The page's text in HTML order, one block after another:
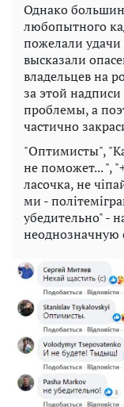
Однако
любопытного
пожелали удачи
высказали
владельцев на
за этой
проблемы, а
частично
"Оптимисты",
не поможет... ",
ласочка, не
ми -
убедительно" -
неоднозначную